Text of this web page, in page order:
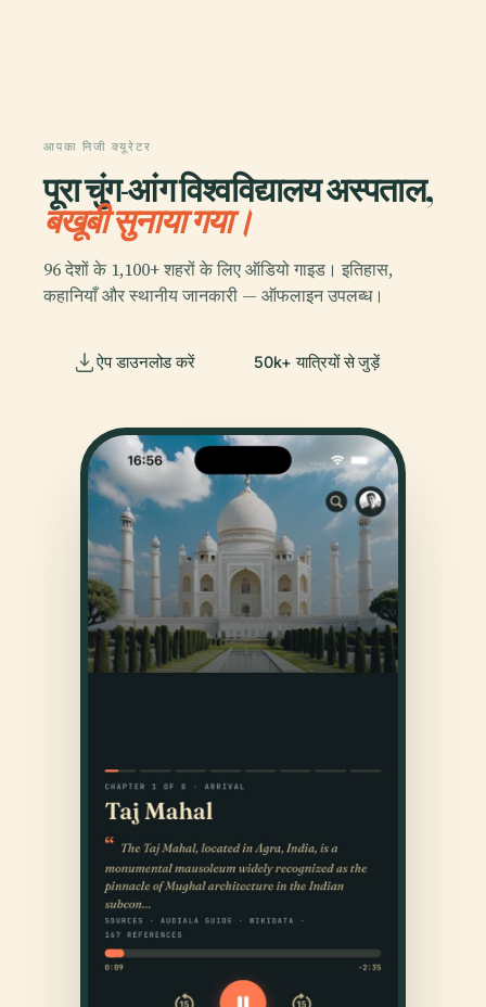
आपका निजी क्यूरेटर
पूरा चुंग-आंग विश्वविद्यालय अस्पताल,
बखूबी सुनाया गया।
96 देशों के 1,100+ शहरों के लिए ऑडियो गाइड। इतिहास,
कहानियाँ और स्थानीय जानकारी — ऑफलाइन उपलब्ध।
ऐप डाउनलोड करें 50k+ यात्रियों से जुड़ें